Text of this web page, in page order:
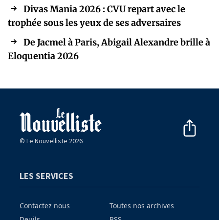
Divas Mania 2026 : CVU repart avec le
trophée sous les yeux de ses adversaires
De Jacmel à Paris, Abigail Alexandre brille à
Eloquentia 2026
© Le Nouvelliste 2026
LES SERVICES
Contactez nous
Toutes nos archives